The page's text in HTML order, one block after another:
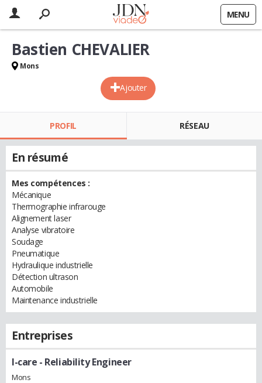
MENU
Ajouter
Bastien CHEVALIER
Mons
PROFIL RÉSEAU
En résumé
Mes compétences :
Mécanique
Thermographie infrarouge
Alignement laser
Analyse vibratoire
Soudage
Pneumatique
Hydraulique industrielle
Détection ultrason
Automobile
Maintenance industrielle
Entreprises
I-care - Reliability Engineer
Mons